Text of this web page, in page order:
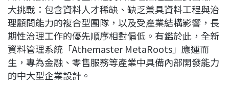
大挑戰：包含資料人才稀缺、缺乏兼具資料工程與治
理顧問能力的複合型團隊，以及受產業結構影響，長
期性治理工作的優先順序相對偏低。有鑑於此，全新
資料管理系統「Athemaster MetaRoots」應運而
生，專為金融、零售服務等產業中具備內部開發能力
的中大型企業設計。